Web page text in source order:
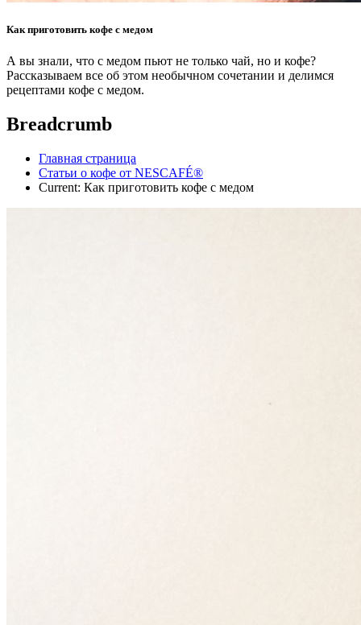
Как приготовить кофе с медом
А вы знали, что с медом пьют не только чай, но и кофе?
Рассказываем все об этом необычном сочетании и делимся
рецептами кофе с медом.
Breadcrumb
Главная страница
Статьи о кофе от NESCAFÉ®
Current: Как приготовить кофе с медом